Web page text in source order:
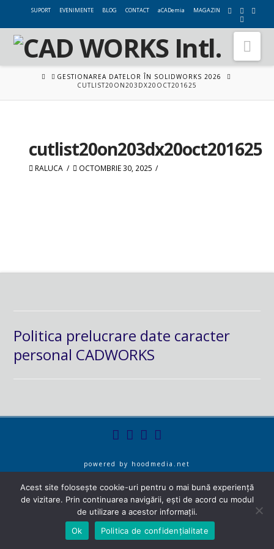
SUPORT EVENIMENTE BLOG CONTACT aCADemia MAGAZIN
HOMEGESTIONAREA DATELOR ÎN SOLIDWORKS 2026
CUTLIST20ON203DX20OCT201625
cutlist20on203dx20oct201625
RALUCA OCTOMBRIE 30, 2025
Politica prelucrare date caracter
personal CADWORKS
powered by hoodmedia.net
Acest site folosește cookie-uri pentru o mai bună experiență
de vizitare. Prin continuarea navigării, ești de acord cu modul
de utilizare a acestor informații.
Ok
Politica de confidențialitate